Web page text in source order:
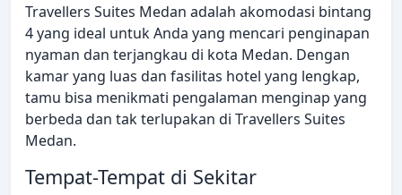
Travellers Suites Medan adalah akomodasi bintang
4 yang ideal untuk Anda yang mencari penginapan
nyaman dan terjangkau di kota Medan. Dengan
kamar yang luas dan fasilitas hotel yang lengkap,
tamu bisa menikmati pengalaman menginap yang
berbeda dan tak terlupakan di Travellers Suites
Medan.
Tempat-Tempat di Sekitar